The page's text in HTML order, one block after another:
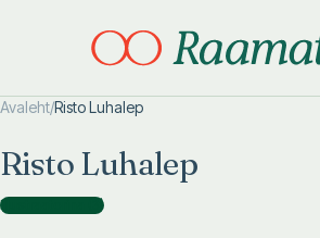
Avaleht/Risto Luhalep
Risto Luhalep
Illustraatorina )